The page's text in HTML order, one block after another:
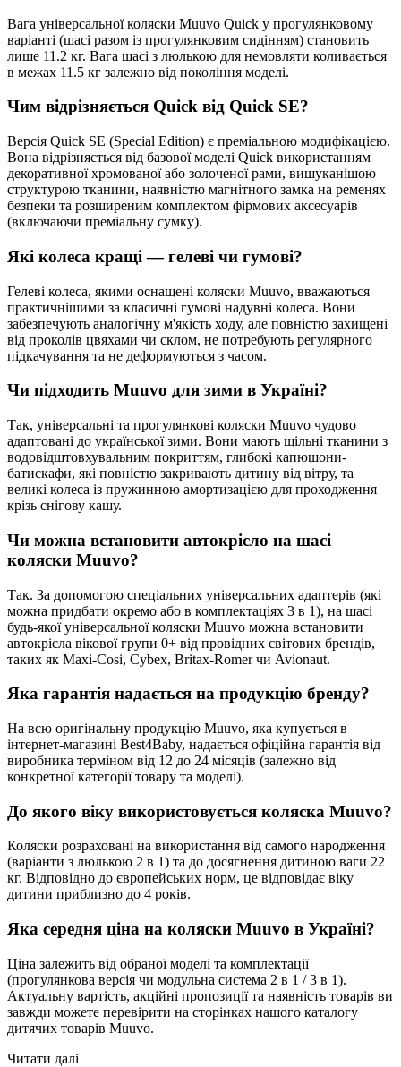
Вага універсальної коляски Muuvo Quick у прогулянковому
варіанті (шасі разом із прогулянковим сидінням) становить
лише 11.2 кг. Вага шасі з люлькою для немовляти коливається
в межах 11.5 кг залежно від покоління моделі.
Чим відрізняється Quick від Quick SE?
Версія Quick SE (Special Edition) є преміальною модифікацією.
Вона відрізняється від базової моделі Quick використанням
декоративної хромованої або золоченої рами, вишуканішою
структурою тканини, наявністю магнітного замка на ременях
безпеки та розширеним комплектом фірмових аксесуарів
(включаючи преміальну сумку).
Які колеса кращі — гелеві чи гумові?
Гелеві колеса, якими оснащені коляски Muuvo, вважаються
практичнішими за класичні гумові надувні колеса. Вони
забезпечують аналогічну м'якість ходу, але повністю захищені
від проколів цвяхами чи склом, не потребують регулярного
підкачування та не деформуються з часом.
Чи підходить Muuvo для зими в Україні?
Так, універсальні та прогулянкові коляски Muuvo чудово
адаптовані до української зими. Вони мають щільні тканини з
водовідштовхувальним покриттям, глибокі капюшони-
батискафи, які повністю закривають дитину від вітру, та
великі колеса із пружинною амортизацією для проходження
крізь снігову кашу.
Чи можна встановити автокрісло на шасі
коляски Muuvo?
Так. За допомогою спеціальних універсальних адаптерів (які
можна придбати окремо або в комплектаціях 3 в 1), на шасі
будь-якої універсальної коляски Muuvo можна встановити
автокрісла вікової групи 0+ від провідних світових брендів,
таких як Maxi-Cosi, Cybex, Britax-Romer чи Avionaut.
Яка гарантія надається на продукцію бренду?
На всю оригінальну продукцію Muuvo, яка купується в
інтернет-магазині Best4Baby, надається офіційна гарантія від
виробника терміном від 12 до 24 місяців (залежно від
конкретної категорії товару та моделі).
До якого віку використовується коляска Muuvo?
Коляски розраховані на використання від самого народження
(варіанти з люлькою 2 в 1) та до досягнення дитиною ваги 22
кг. Відповідно до європейських норм, це відповідає віку
дитини приблизно до 4 років.
Яка середня ціна на коляски Muuvo в Україні?
Ціна залежить від обраної моделі та комплектації
(прогулянкова версія чи модульна система 2 в 1 / 3 в 1).
Актуальну вартість, акційні пропозиції та наявність товарів ви
завжди можете перевірити на сторінках нашого каталогу
дитячих товарів Muuvo.
Читати далі